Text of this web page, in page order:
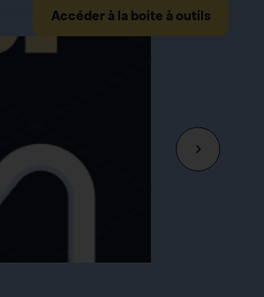
Accéder à la boite à outils